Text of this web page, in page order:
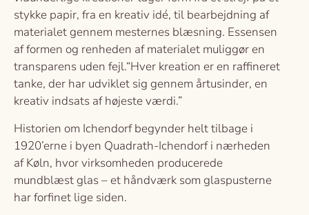
stykke papir, fra en kreativ idé, til bearbejdning af
materialet gennem mesternes blæsning. Essensen
af formen og renheden af materialet muliggør en
transparens uden fejl.“Hver kreation er en raffineret
tanke, der har udviklet sig gennem årtusinder, en
kreativ indsats af højeste værdi.”
Historien om Ichendorf begynder helt tilbage i
1920’erne i byen Quadrath-Ichendorf i nærheden
af Køln, hvor virksomheden producerede
mundblæst glas – et håndværk som glaspusterne
har forfinet lige siden.